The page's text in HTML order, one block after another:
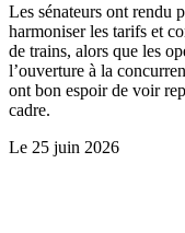
Les sénateurs ont rendu
harmoniser les tarifs et
de trains, alors que les
l’ouverture à la
ont bon espoir de voir
cadre.
Le 25 juin 2026